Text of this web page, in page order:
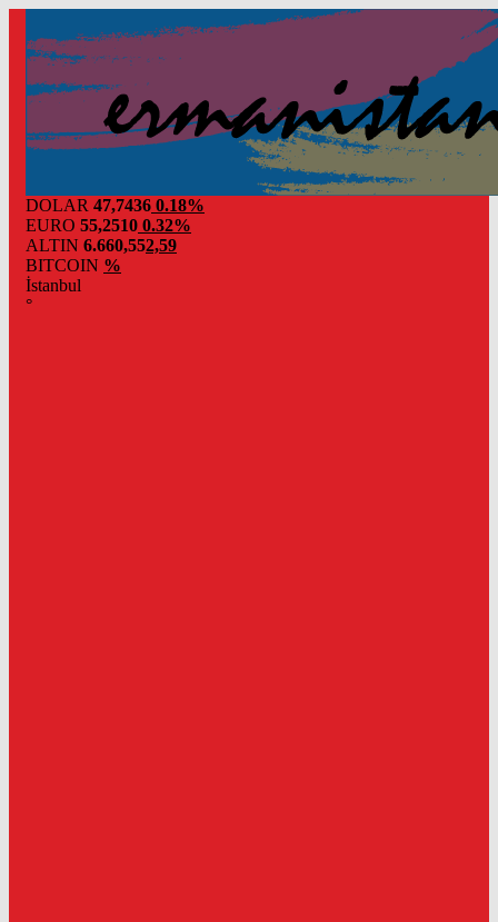
DOLAR 47,7436 0.18%
EURO 55,2510 0.32%
ALTIN 6.660,552,59
BITCOIN %
İstanbul
°